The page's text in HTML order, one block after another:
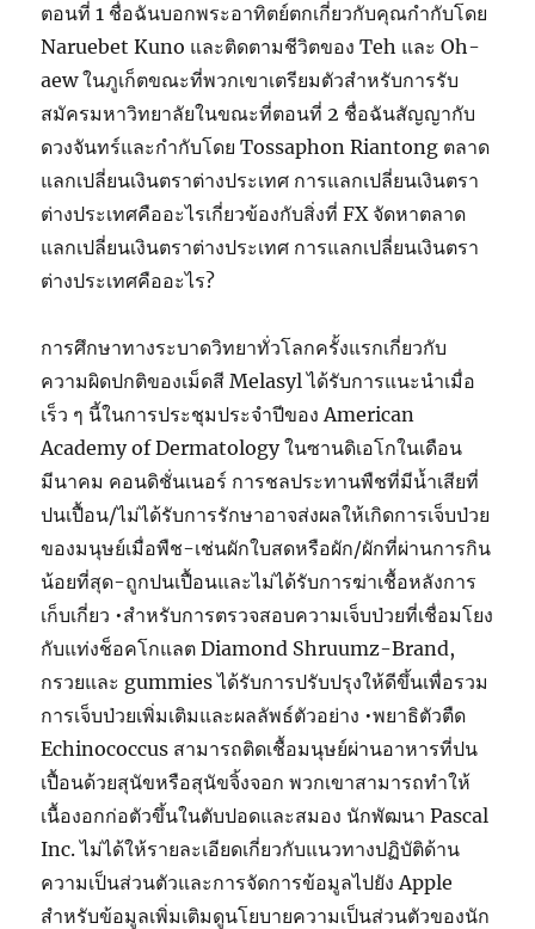
ตอนที่ 1 ชื่อฉันบอกพระอาทิตย์ตกเกี่ยวกับคุณกำกับโดย
Naruebet Kuno และติดตามชีวิตของ Teh และ Oh-
aew ในภูเก็ตขณะที่พวกเขาเตรียมตัวสำหรับการรับ
สมัครมหาวิทยาลัยในขณะที่ตอนที่ 2 ชื่อฉันสัญญากับ
ดวงจันทร์และกำกับโดย Tossaphon Riantong ตลาด
แลกเปลี่ยนเงินตราต่างประเทศ การแลกเปลี่ยนเงินตรา
ต่างประเทศคืออะไรเกี่ยวข้องกับสิ่งที่ FX จัดหาตลาด
แลกเปลี่ยนเงินตราต่างประเทศ การแลกเปลี่ยนเงินตรา
ต่างประเทศคืออะไร?
การศึกษาทางระบาดวิทยาทั่วโลกครั้งแรกเกี่ยวกับ
ความผิดปกติของเม็ดสี Melasyl ได้รับการแนะนำเมื่อ
เร็ว ๆ นี้ในการประชุมประจำปีของ American
Academy of Dermatology ในซานดิเอโกในเดือน
มีนาคม คอนดิชั่นเนอร์ การชลประทานพืชที่มีน้ำเสียที่
ปนเปื้อน/ไม่ได้รับการรักษาอาจส่งผลให้เกิดการเจ็บป่วย
ของมนุษย์เมื่อพืช-เช่นผักใบสดหรือผัก/ผักที่ผ่านการกิน
น้อยที่สุด-ถูกปนเปื้อนและไม่ได้รับการฆ่าเชื้อหลังการ
เก็บเกี่ยว •สำหรับการตรวจสอบความเจ็บป่วยที่เชื่อมโยง
กับแท่งช็อคโกแลต Diamond Shruumz-Brand,
กรวยและ gummies ได้รับการปรับปรุงให้ดีขึ้นเพื่อรวม
การเจ็บป่วยเพิ่มเติมและผลลัพธ์ตัวอย่าง •พยาธิตัวตืด
Echinococcus สามารถติดเชื้อมนุษย์ผ่านอาหารที่ปน
เปื้อนด้วยสุนัขหรือสุนัขจิ้งจอก พวกเขาสามารถทำให้
เนื้องอกก่อตัวขึ้นในตับปอดและสมอง นักพัฒนา Pascal
Inc. ไม่ได้ให้รายละเอียดเกี่ยวกับแนวทางปฏิบัติด้าน
ความเป็นส่วนตัวและการจัดการข้อมูลไปยัง Apple
สำหรับข้อมูลเพิ่มเติมดูนโยบายความเป็นส่วนตัวของนัก